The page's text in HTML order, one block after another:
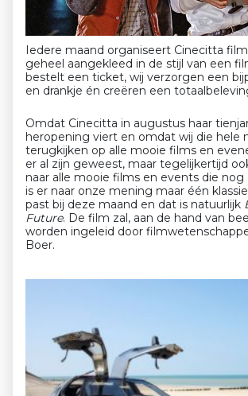
Iedere maand organiseert Cinecitta
geheel aangekleed in de stijl van een
bestelt een ticket, wij verzorgen een
en drankje én creëren een
Omdat Cinecitta in augustus haar
heropening viert en omdat wij die hele
terugkijken op alle mooie films en
er al zijn geweest, maar tegelijkertijd
naar alle mooie films en events die
is er naar onze mening maar één
past bij deze maand en dat is natuurlijk
Future. De film zal, aan de hand van
worden ingeleid door
Boer.